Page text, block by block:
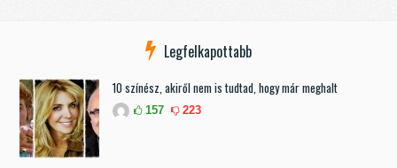
Legfelkapottabb
10 színész, akiről nem is tudtad, hogy már meghalt
157 223